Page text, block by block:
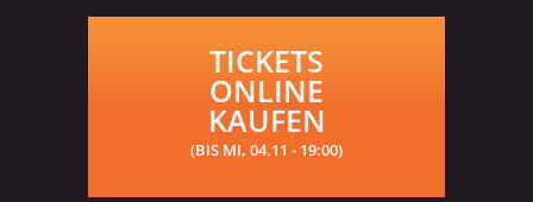
TICKETS
ONLINE
KAUFEN
(BIS MI, 04.11 - 19:00)